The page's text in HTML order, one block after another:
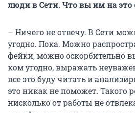
люди в Сети. Что вы им на это
– Ничего не отвечу. В Сети
угодно. Пока. Можно
фейки, можно оскорбительно
ком угодно, выражать
все это буду читать и
это никак не поможет. Такого
нисколько от работы не